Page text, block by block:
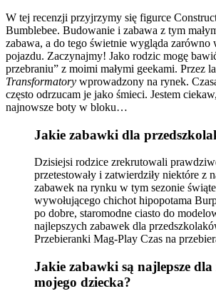
W tej recenzji przyjrzymy się figurce
Bumblebee. Budowanie i zabawa z tym
zabawa, a do tego świetnie wygląda zarówno
pojazdu. Zaczynajmy! Jako rodzic mogę
przebraniu” z moimi małymi geekami. Przez
Transformatory wprowadzony na rynek.
często odrzucam je jako śmieci. Jestem
najnowsze boty w bloku…
Jakie zabawki dla
Dzisiejsi rodzice zrekrutowali
przetestowały i zatwierdziły niektóre z
zabawek na rynku w tym sezonie
wywołującego chichot hipopotama
po dobre, staromodne ciasto do
najlepszych zabawek dla
Przebieranki Mag-Play Czas na
Jakie zabawki są najlepsze
mojego dziecka?